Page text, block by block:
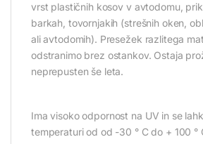
vrst plastičnih kosov v avtodomu,
barkah, tovornjakih (strešnih oken,
ali avtodomih). Presežek razlitega
odstranimo brez ostankov. Ostaja
neprepusten še leta.
Ima visoko odpornost na UV in se
temperaturi od od -30 ° C do + 100 °